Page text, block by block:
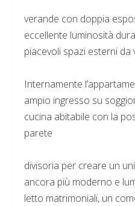
verande con doppia
eccellente luminosità
piacevoli spazi esterni da
Internamente
ampio ingresso su
cucina abitabile con la
parete
divisoria per creare un
ancora più moderno e
letto matrimoniali, un